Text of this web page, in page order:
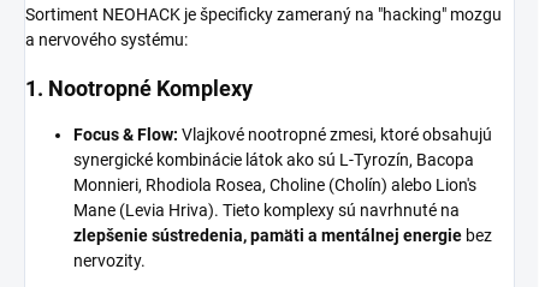
Sortiment NEOHACK je špecificky zameraný na "hacking" mozgu
a nervového systému:
1. Nootropné Komplexy
Focus & Flow: Vlajkové nootropné zmesi, ktoré obsahujú
synergické kombinácie látok ako sú L-Tyrozín, Bacopa
Monnieri, Rhodiola Rosea, Choline (Cholín) alebo Lion's
Mane (Levia Hriva). Tieto komplexy sú navrhnuté na
zlepšenie sústredenia, pamäti a mentálnej energie bez
nervozity.